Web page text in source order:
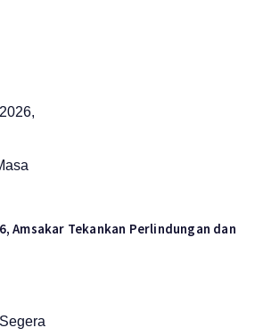
Amsakar Tekankan Perlindungan dan